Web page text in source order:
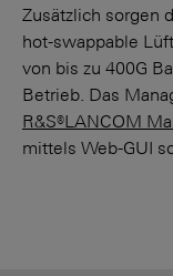
Zusätzlich sorgen
hot-swappable
von bis zu 400G
Betrieb. Das
R&S®LANCOM
mittels Web-GUI